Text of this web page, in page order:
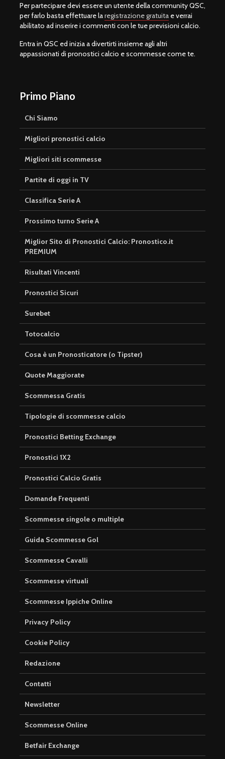
Per partecipare devi essere un utente della community QSC,
per farlo basta effettuare laregistrazione gratuita e verrai
abilitato ad inserire i commenti con le tue previsioni calcio.
Entra in QSC ed inizia a divertirti insieme agli altri
appassionati di pronostici calcio e scommesse come te.
Primo Piano
Chi Siamo
Migliori pronostici calcio
Migliori siti scommesse
Partite di oggi in TV
Classifica Serie A
Prossimo turno Serie A
Miglior Sito di Pronostici Calcio: Pronostico.it
PREMIUM
Risultati Vincenti
Pronostici Sicuri
Surebet
Totocalcio
Cosa è un Pronosticatore (o Tipster)
Quote Maggiorate
Scommessa Gratis
Tipologie di scommesse calcio
Pronostici Betting Exchange
Pronostici 1X2
Pronostici Calcio Gratis
Domande Frequenti
Scommesse singole o multiple
Guida Scommesse Gol
Scommesse Cavalli
Scommesse virtuali
Scommesse Ippiche Online
Privacy Policy
Cookie Policy
Redazione
Contatti
Newsletter
Scommesse Online
Betfair Exchange